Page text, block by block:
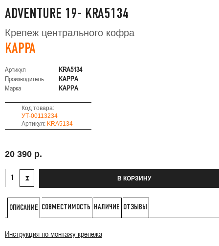
ADVENTURE 19- KRA5134
Крепеж центрального кофра
KAPPA
Артикул
KRA5134
Производитель
KAPPA
Марка
KAPPA
Код товара:
УТ-00113234
Артикул: KRA5134
20 390 р.
В КОРЗИНУ
ОПИСАНИЕ СОВМЕСТИМОСТЬ НАЛИЧИЕ ОТЗЫВЫ
Инструкция по монтажу крепежа